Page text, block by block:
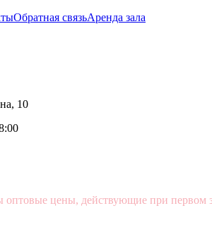
Обратная связьАренда зала
10
оптовые цены, действующие при первом